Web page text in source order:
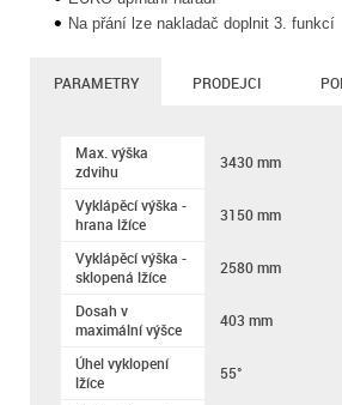
Na přání lze nakladač doplnit 3. funkcí
PARAMETRY PRODEJCI
Max. výška
zdvihu
3430 mm
Vyklápěcí výška -
hrana lžíce
3150 mm
Vyklápěcí výška -
sklopená lžíce
2580 mm
Dosah v
maximální výšce
403 mm
Úhel vyklopení
lžíce
55°